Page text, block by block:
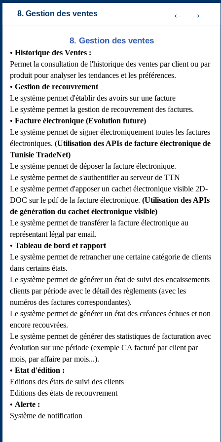
8. Gestion des ventes
8. Gestion des ventes
Historique des Ventes :
Permet la consultation de l'historique des ventes par client ou par
produit pour analyser les tendances et les préférences.
Gestion de recouvrement
Le système permet d'établir des avoirs sur une facture
Le système permet la gestion de recouvrement des factures.
Facture électronique (Evolution future)
Le système permet de signer électroniquement toutes les factures
électroniques. (Utilisation des APIs de facture électronique de
Tunisie TradeNet)
Le système permet de déposer la facture électronique.
Le système permet de s'authentifier au serveur de TTN
Le système permet d'apposer un cachet électronique visible 2D-
DOC sur le pdf de la facture électronique. (Utilisation des APIs
de génération du cachet électronique visible)
Le système permet de transférer la facture électronique au
représentant légal par email.
Tableau de bord et rapport
Le système permet de retrancher une certaine catégorie de clients
dans certains états.
Le système permet de générer un état de suivi des encaissements
clients par période avec le détail des règlements (avec les
numéros des factures correspondantes).
Le système permet de générer un état des créances échues et non
encore recouvrées.
Le système permet de générer des statistiques de facturation avec
évolution sur une période (exemple CA facturé par client par
mois, par affaire par mois...).
Etat d'édition :
Editions des états de suivi des clients
Editions des états de recouvrement
Alerte :
Système de notification